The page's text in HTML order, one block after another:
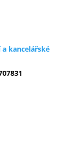
a kancelářské